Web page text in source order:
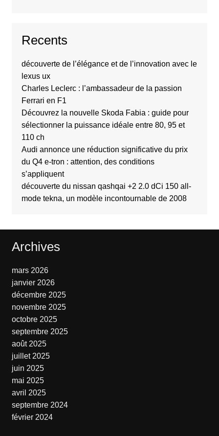
Recents
découverte de l’élégance et de l’innovation avec le
lexus ux
Charles Leclerc : l’ambassadeur de la passion
Ferrari en F1
Découvrez la nouvelle Skoda Fabia : guide pour
sélectionner la puissance idéale entre 80, 95 et
110 ch
Audi annonce une réduction significative du prix
du Q4 e-tron : attention, des conditions
s’appliquent
découverte du nissan qashqai +2 2.0 dCi 150 all-
mode tekna, un modèle incontournable de 2008
Archives
mars 2026
janvier 2026
décembre 2025
novembre 2025
octobre 2025
septembre 2025
août 2025
juillet 2025
juin 2025
mai 2025
avril 2025
septembre 2024
février 2024